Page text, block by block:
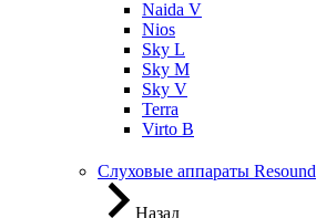
Naida V
Nios
Sky L
Sky M
Sky V
Terra
Virto B
Слуховые аппараты Resound
Назад